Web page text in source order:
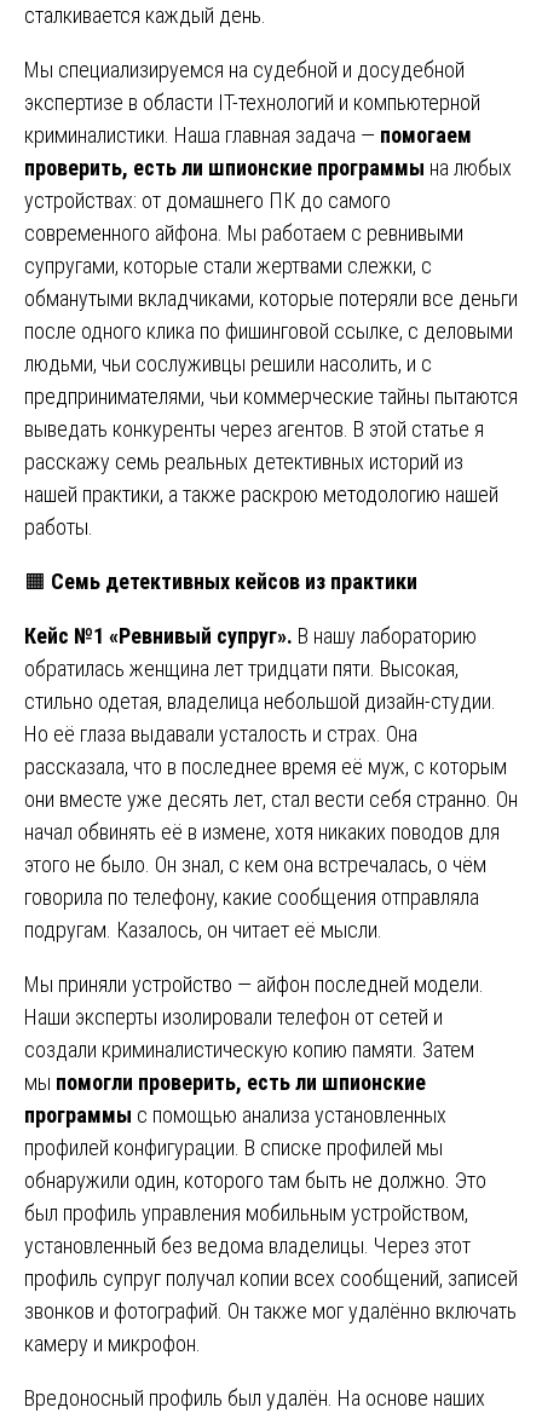
сталкивается каждый день.
Мы специализируемся на судебной и досудебной
экспертизе в области IT-технологий и компьютерной
криминалистики. Наша главная задача — помогаем
проверить, есть ли шпионские программы на любых
устройствах: от домашнего ПК до самого
современного айфона. Мы работаем с ревнивыми
супругами, которые стали жертвами слежки, с
обманутыми вкладчиками, которые потеряли все деньги
после одного клика по фишинговой ссылке, с деловыми
людьми, чьи сослуживцы решили насолить, и с
предпринимателями, чьи коммерческие тайны пытаются
выведать конкуренты через агентов. В этой статье я
расскажу семь реальных детективных историй из
нашей практики, а также раскрою методологию нашей
работы.
🟧 Семь детективных кейсов из практики
Кейс №1 «Ревнивый супруг». В нашу лабораторию
обратилась женщина лет тридцати пяти. Высокая,
стильно одетая, владелица небольшой дизайн-студии.
Но её глаза выдавали усталость и страх. Она
рассказала, что в последнее время её муж, с которым
они вместе уже десять лет, стал вести себя странно. Он
начал обвинять её в измене, хотя никаких поводов для
этого не было. Он знал, с кем она встречалась, о чём
говорила по телефону, какие сообщения отправляла
подругам. Казалось, он читает её мысли.
Мы приняли устройство — айфон последней модели.
Наши эксперты изолировали телефон от сетей и
создали криминалистическую копию памяти. Затем
мы помогли проверить, есть ли шпионские
программы с помощью анализа установленных
профилей конфигурации. В списке профилей мы
обнаружили один, которого там быть не должно. Это
был профиль управления мобильным устройством,
установленный без ведома владелицы. Через этот
профиль супруг получал копии всех сообщений, записей
звонков и фотографий. Он также мог удалённо включать
камеру и микрофон.
Вредоносный профиль был удалён. На основе наших